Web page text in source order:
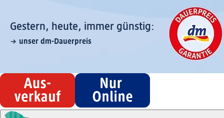
Gestern, heute, immer günstig:
unser dm-Dauerpreis